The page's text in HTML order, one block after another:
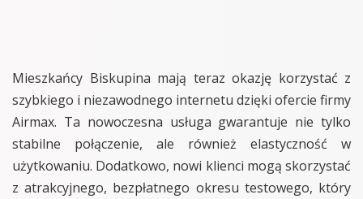
Mieszkańcy Biskupina mają teraz okazję korzystać z
szybkiego i niezawodnego internetu dzięki ofercie firmy
Airmax. Ta nowoczesna usługa gwarantuje nie tylko
stabilne połączenie, ale również elastyczność w
użytkowaniu. Dodatkowo, nowi klienci mogą skorzystać
z atrakcyjnego, bezpłatnego okresu testowego, który